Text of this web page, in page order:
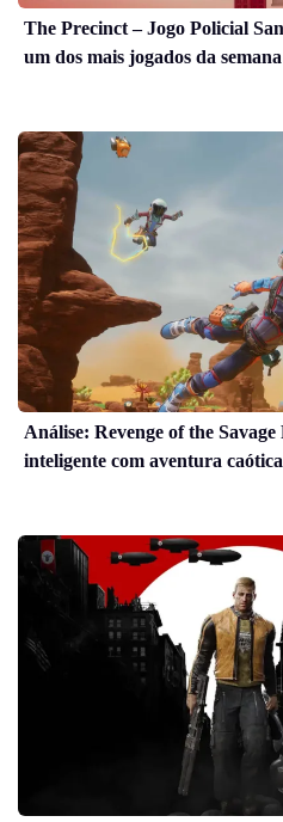
The Precinct – Jogo Policial
um dos mais jogados da semana
Análise: Revenge of the
inteligente com aventura caótica